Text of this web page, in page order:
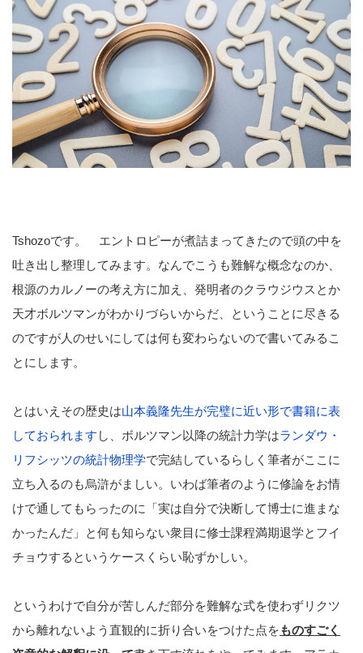
Tshozoです。 エントロピーが煮詰まってきたので頭の中を
吐き出し整理してみます。なんでこうも難解な概念なのか、
根源のカルノーの考え方に加え、発明者のクラウジウスとか
天才ボルツマンがわかりづらいからだ、ということに尽きる
のですが人のせいにしては何も変わらないので書いてみるこ
とにします。
とはいえその歴史は山本義隆先生が完璧に近い形で書籍に表
しておられます し、ボルツマン以降の統計力学はランダウ・
リフシッツの統計物理学で完結しているらしく筆者がここに
立ち入るのも烏滸がましい。いわば筆者のように修論をお情
けで通してもらったのに「実は自分で決断して博士に進まな
かったんだ」と何も知らない衆目に修士課程満期退学とフイ
チョウするというケースくらい恥ずかしい。
というわけで自分が苦しんだ部分を難解な式を使わずリクツ
から離れないよう直観的に折り合いをつけた点をものすごく